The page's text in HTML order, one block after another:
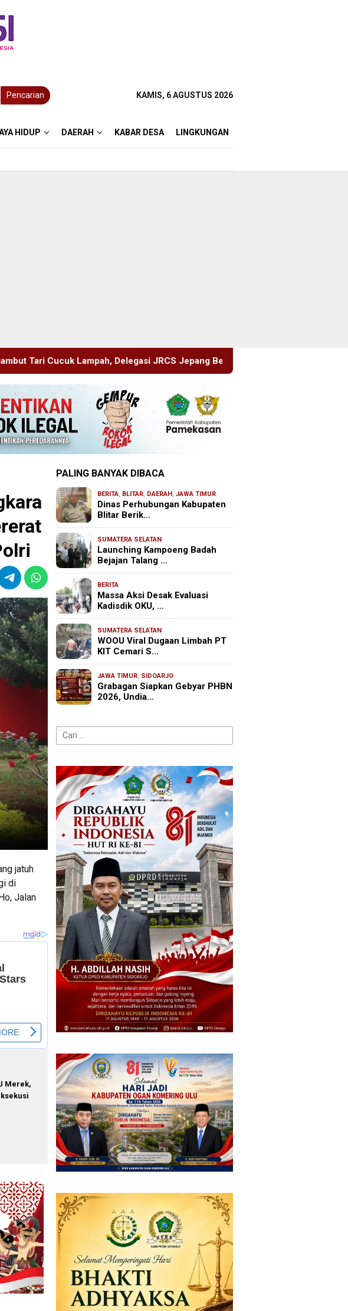
Pencarian KAMIS, 6 AGUSTUS 2026
HIDUP DAERAH KABAR DESA LINGKUNGAN
JRCS Jepang Berbagi Pengetahuan di SDN Puger Kulon 01
jatuh
di
Jalan
Merek,
PALING BANYAK DIBACA
BERITA, BLITAR, DAERAH ,JAWA TIMUR
Dinas Perhubungan Kabupaten
Blitar Berik…
SUMATERA SELATAN
Launching Kampoeng Badah
Bejajan Talang …
BERITA
Massa Aksi Desak Evaluasi
Kadisdik OKU, …
SUMATERA SELATAN
WOOU Viral Dugaan Limbah PT
KIT Cemari S…
JAWA TIMUR, SIDOARJO
Grabagan Siapkan Gebyar PHBN
2026, Undia…
Cari
untuk: